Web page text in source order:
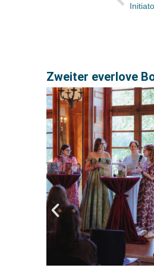
Zweiter everlove